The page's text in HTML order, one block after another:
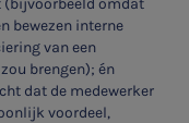
bewezen interne
van een
brengen); én
dat de medewerker
voordeel,